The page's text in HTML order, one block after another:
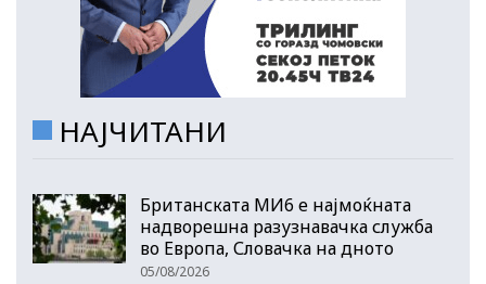
НАЈЧИТАНИ
Британската МИ6 е најмоќната
надворешна разузнавачка служба
во Европа, Словачка на дното
05/08/2026